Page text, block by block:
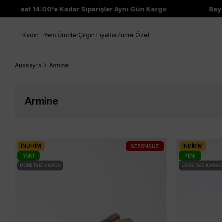
14:00'e Kadar Siparişler Aynı Gün Kargo Bayi
Kadın Yeni ÜrünlerÇılgın FiyatlarZuhre Özel
Anasayfa Armine
Armine
İNDIRIM
YENI
ÜRÜN
ÜCRETSIZ KARGO
SEZONSUZ
İNDIRIM
YENI
ÜRÜN
ÜCRETSIZ KARGO